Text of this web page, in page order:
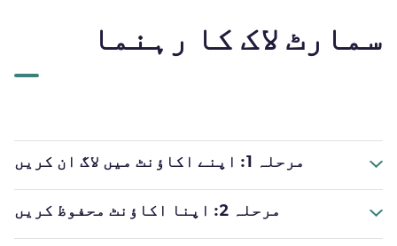
سمارٹ لاک کا رہنما
مرحلہ 1: اپنے اکاؤنٹ میں لاگ ان کریں
مرحلہ 2: اپنا اکاؤنٹ محفوظ کریں